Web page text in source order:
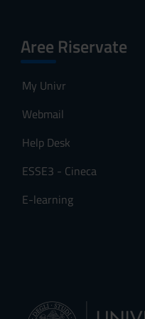
Aree Riservate
My Univr
Webmail
Help Desk
ESSE3 - Cineca
E-learning